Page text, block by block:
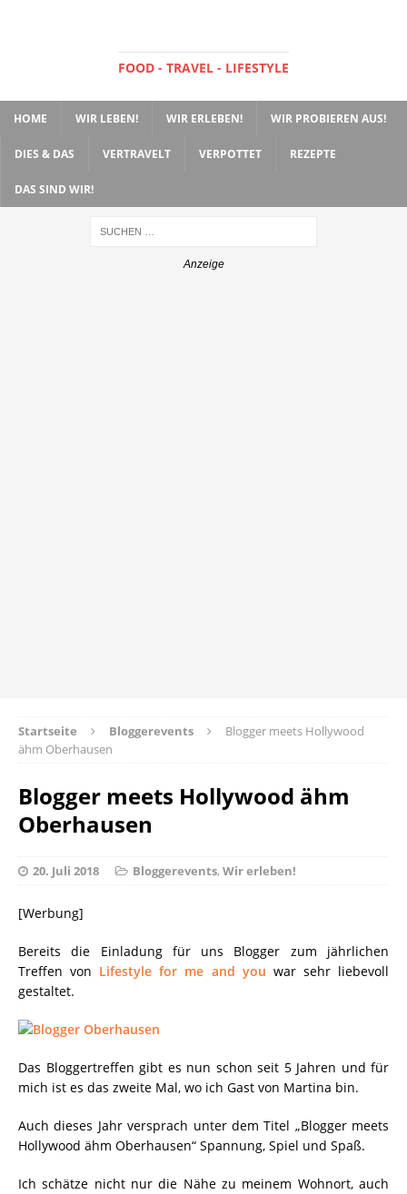
FOOD - TRAVEL - LIFESTYLE
HOME WIR LEBEN! WIR ERLEBEN! WIR PROBIEREN AUS!
DIES & DAS VERTRAVELT VERPOTTET REZEPTE
DAS SIND WIR!
Startseite Bloggerevents
Blogger meets Hollywood
ähm Oberhausen
Blogger meets Hollywood ähm
Oberhausen
20. Juli 2018 Bloggerevents, Wir erleben!
[Werbung]
Bereits die Einladung für uns Blogger zum jährlichen
Treffen von Lifestyle for me and you war sehr liebevoll
gestaltet.
Das Bloggertreffen gibt es nun schon seit 5 Jahren und für
mich ist es das zweite Mal, wo ich Gast von Martina bin.
Auch dieses Jahr versprach unter dem Titel „Blogger meets
Hollywood ähm Oberhausen“ Spannung, Spiel und Spaß.
Ich schätze nicht nur die Nähe zu meinem Wohnort, auch